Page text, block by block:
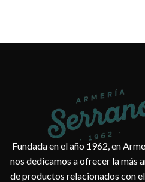
Fundada en el año 1962, en
nos dedicamos a ofrecer la más
de productos relacionados con